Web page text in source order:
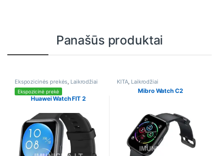
Panašūs produktai
Ekspozicinės prekės, Laikrodžiai
Ekspozicinė prekė
Huawei Watch FIT 2
KITA, Laikrodžiai
Mibro Watch C2